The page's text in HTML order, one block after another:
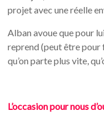
projet avec une réelle
Alban avoue que pour
reprend (peut être pour
qu’on parte plus vite,
L’occasion pour nous